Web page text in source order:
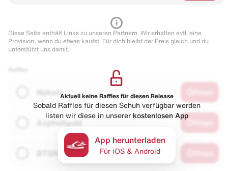
Diese Seite enthält Links zu unseren Partnern. Wir erhalten evtl. eine
Provision, wenn du etwas kaufst. Für dich bleibt der Preis gleich und du
unterstützt uns damit.
Naked
Asphaltgold
Aktuell keine Raffles für diesen Release
Sobald Raffles für diesen Schuh verfügbar werden
listen wir diese in unserer kostenlosen App
App herunterladen
Für iOS & Android